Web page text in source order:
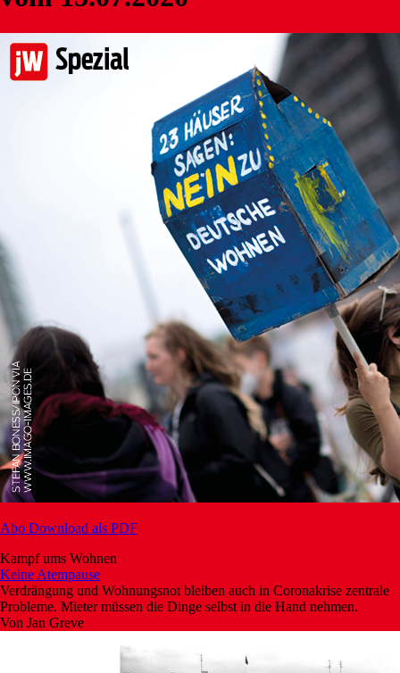
Abo Download als PDF
Kampf ums Wohnen
Keine Atempause
Verdrängung und Wohnungsnot bleiben auch in Coronakrise zentrale
Probleme. Mieter müssen die Dinge selbst in die Hand nehmen.
Von Jan Greve